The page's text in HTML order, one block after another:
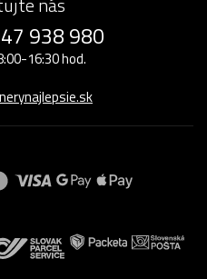
938 980
16:30 hod.